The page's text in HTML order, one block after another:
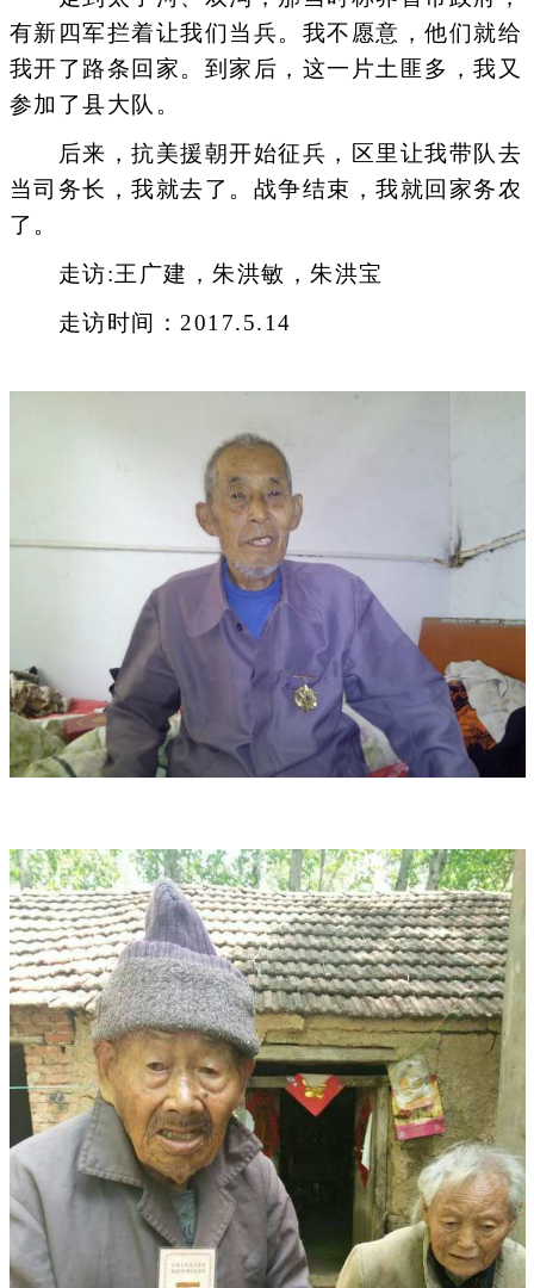
有新四军拦着让我们当兵。我不愿意，他们就给
我开了路条回家。到家后，这一片土匪多，我又
参加了县大队。
后来，抗美援朝开始征兵，区里让我带队去
当司务长，我就去了。战争结束，我就回家务农
了。
走访:王广建，朱洪敏，朱洪宝
走访时间：2017.5.14